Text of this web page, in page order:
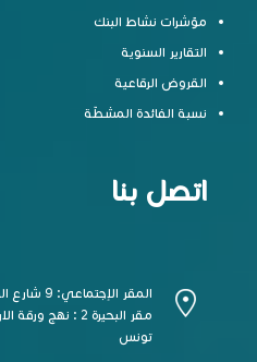
مؤشرات نشاط البنك
التقارير السنوية
القروض الرقاعية
نسبة الفائدة المشطّة
اتصل بنا
المقر الإجتماعي: 9 شارع الهادي نويرة، 1001 تونس
تونس